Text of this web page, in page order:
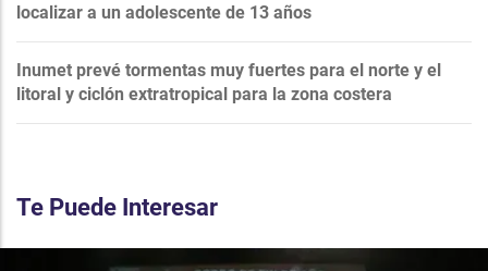
localizar a un adolescente de 13 años
Inumet prevé tormentas muy fuertes para el norte y el
litoral y ciclón extratropical para la zona costera
Te Puede Interesar